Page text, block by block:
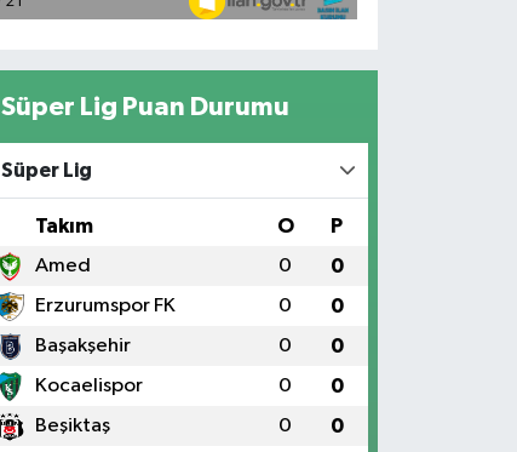
Süper Lig Puan Durumu
Süper Lig
Takım O P
Amed 0 0
Erzurumspor FK 0 0
Başakşehir 0 0
Kocaelispor 0 0
Beşiktaş 0 0